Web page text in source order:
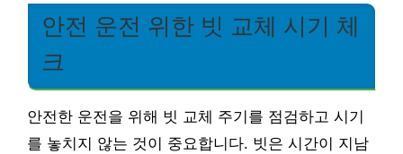
안전 운전 위한 빗 교체 시기 체
크
안전한 운전을 위해 빗 교체 주기를 점검하고 시기
를 놓치지 않는 것이 중요합니다. 빗은 시간이 지남